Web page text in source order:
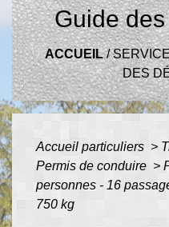
Guide
ACCUEIL/
DES
Accueil particuliers >
Permis de conduire >
personnes - 16
750 kg